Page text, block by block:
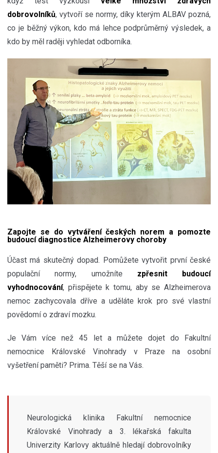
dobrovolníků, vytvoří se normy, díky kterým ALBAV pozná,
co je běžný výkon, kdo má lehce podprůměrný výsledek, a
kdo by měl raději vyhledat odborníka.
Zapojte se do vytváření českých norem a pomozte
budoucí diagnostice Alzheimerovy choroby
Účast má skutečný dopad. Pomůžete vytvořit první české
populační normy, umožníte zpřesnit budoucí
vyhodnocování, přispějete k tomu, aby se Alzheimerova
nemoc zachycovala dříve a uděláte krok pro své vlastní
povědomí o zdraví mozku.
Je Vám více než 45 let a můžete dojet do Fakultní
nemocnice Královské Vinohrady v Praze na osobní
vyšetření paměti? Prima. Těší se na Vás.
Neurologická klinika Fakultní nemocnice
Královské Vinohrady a 3. lékařská fakulta
Univerzity Karlovy aktuálně hledají dobrovolníky